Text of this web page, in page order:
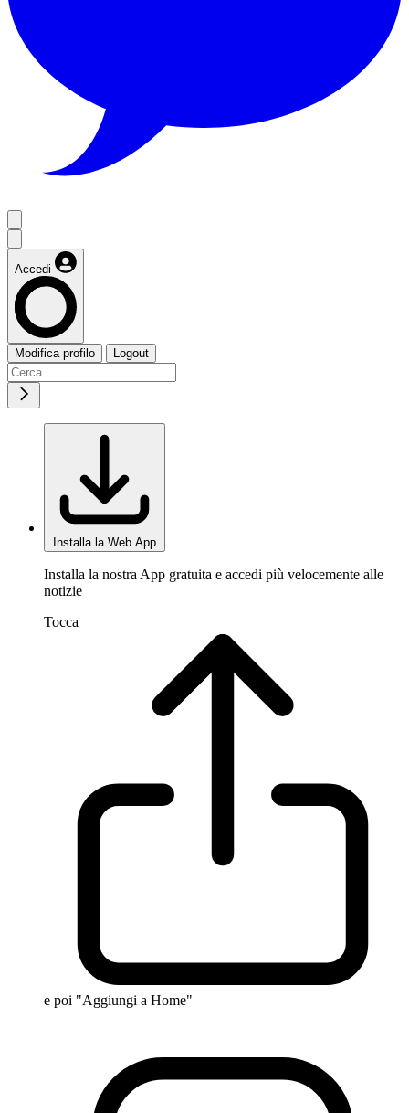
Accedi
Modifica profilo Logout
Installa la Web App
Installa la nostra App gratuita e accedi più velocemente alle
notizie
Tocca
e poi "Aggiungi a Home"